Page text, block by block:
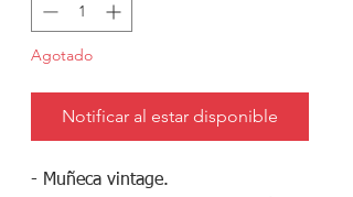
Agotado
Notificar al estar disponible
- Muñeca vintage.